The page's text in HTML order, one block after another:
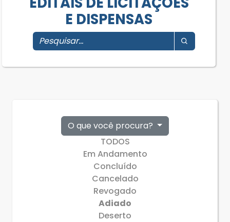
E DISPENSAS
O que você procura?
TODOS
Em Andamento
Concluído
Cancelado
Revogado
Adiado
Deserto